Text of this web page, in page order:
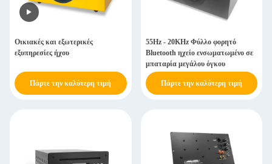
Οικιακές και εξωτερικές
εξυπηρεσίες ήχου
Πάρτε την καλύτερη τιμή
55Hz - 20KHz Φύλλο φορητό
Bluetooth ηχείο ενσωματωμένο σε
μπαταρία μεγάλου όγκου
Πάρτε την καλύτερη τιμή